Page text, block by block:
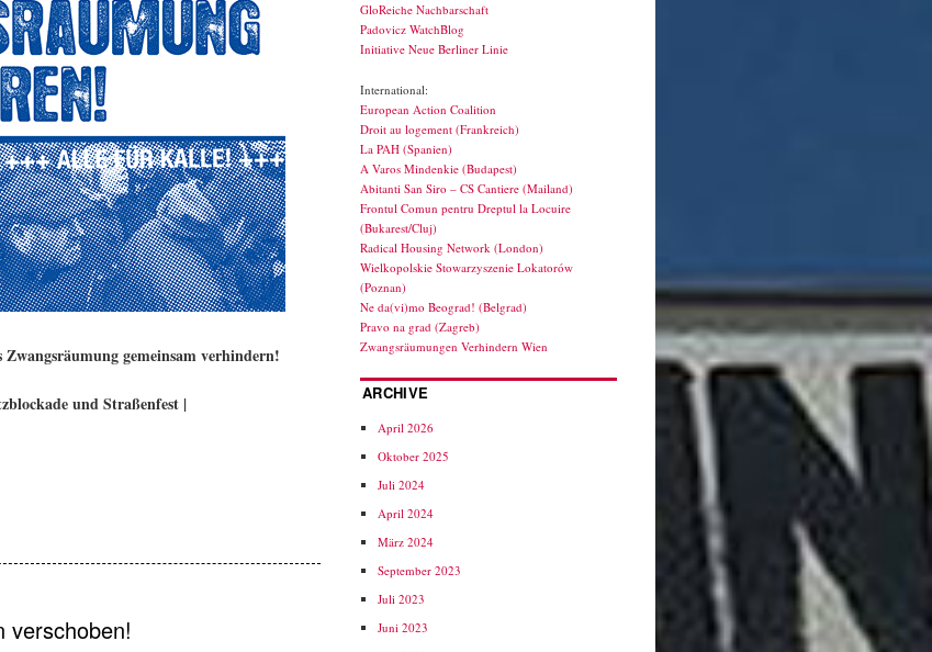
gemeinsam verhindern!
und Straßenfest |
verschoben!
GloReiche Nachbarschaft
Padovicz WatchBlog
Initiative Neue Berliner Linie
International:
European Action Coalition
Droit au logement (Frankreich)
La PAH (Spanien)
A Varos Mindenkie (Budapest)
Abitanti San Siro – CS Cantiere (Mailand)
Frontul Comun pentru Dreptul la Locuire
(Bukarest/Cluj)
Radical Housing Network (London)
Wielkopolskie Stowarzyszenie Lokatorów
(Poznan)
Ne da(vi)mo Beograd! (Belgrad)
Pravo na grad (Zagreb)
Zwangsräumungen Verhindern Wien
ARCHIVE
April 2026
Oktober 2025
Juli 2024
April 2024
März 2024
September 2023
Juli 2023
Juni 2023